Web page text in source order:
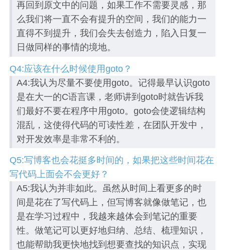
再回到原文中的问题，如果工作不需要灵感，那
么我们将一直不会有提升的空间，我们的能力一
直得不到提升，我们会失去创造力，陷入日复一
日做同样的事情的境地。
Q4:应该在什么时候使用goto？
A4:我认为尽量不要使用goto。记得最早认识goto
是在大一的C语言课，老师讲到goto时就告诉我
们最好不要在程序中用goto。goto会使逻辑结构
混乱，这使得代码的可读性差，在团队开发中，
对开发效率是非常不利的。
Q5:写博客也会花挺多时间的，如果把这些时间花在
写代码上面会不会更好？
A5:我认为并非如此。虽然从时间上看更多的时
间是花在了写代码上，但写博客就像做笔记，也
是在学习过程中，我越来越体会到笔记的重要
性。做笔记可以更好地归纳、总结、梳理知识，
也能帮助我更快地找到想要查找的知识点，实现